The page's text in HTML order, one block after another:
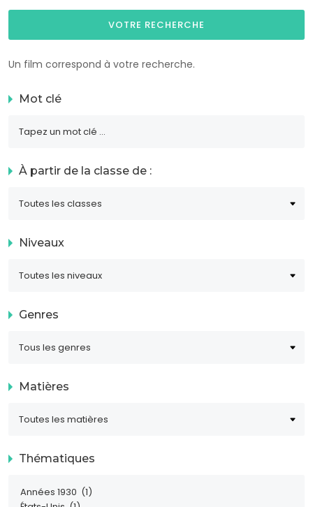
VOTRE RECHERCHE
Un film correspond à votre recherche.
Mot clé
À partir de la classe de :
Niveaux
Genres
Matières
Thématiques